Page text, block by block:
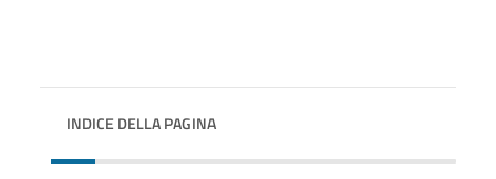
INDICE DELLA PAGINA